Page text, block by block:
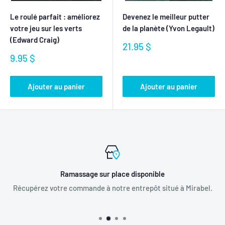
Le roulé parfait : améliorez
votre jeu sur les verts
(Edward Craig)
Prix
9.95 $
Ajouter au panier
Devenez le meilleur putter
de la planète (Yvon Legault)
Prix
21.95 $
Ajouter au panier
Ramassage sur place disponible
Récupérez votre commande à notre entrepôt situé à Mirabel.